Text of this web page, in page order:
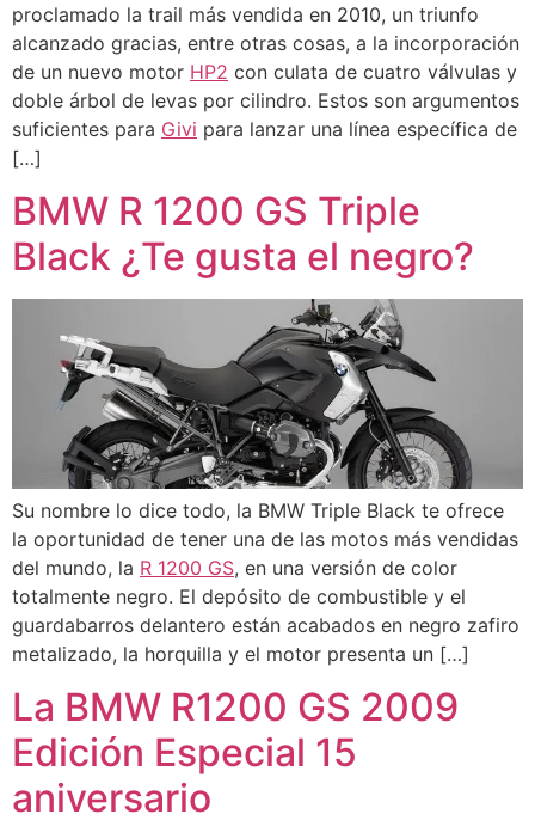
proclamado la trail más vendida en 2010, un triunfo
alcanzado gracias, entre otras cosas, a la incorporación
de un nuevo motor HP2 con culata de cuatro válvulas y
doble árbol de levas por cilindro. Estos son argumentos
suficientes para Givi para lanzar una línea específica de
[…]
BMW R 1200 GS Triple
Black ¿Te gusta el negro?
Su nombre lo dice todo, la BMW Triple Black te ofrece
la oportunidad de tener una de las motos más vendidas
del mundo, la R 1200 GS, en una versión de color
totalmente negro. El depósito de combustible y el
guardabarros delantero están acabados en negro zafiro
metalizado, la horquilla y el motor presenta un […]
La BMW R1200 GS 2009
Edición Especial 15
aniversario